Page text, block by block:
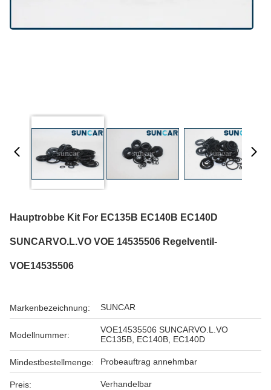
Hauptrobbe Kit For EC135B EC140B EC140D
SUNCARVO.L.VO VOE 14535506 Regelventil-
VOE14535506
Markenbezeichnung: SUNCAR
Modellnummer:
VOE14535506 SUNCARVO.L.VO
EC135B, EC140B, EC140D
Mindestbestellmenge: Probeauftrag annehmbar
Preis: Verhandelbar